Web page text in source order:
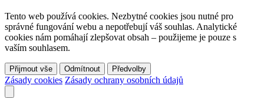
Tento web používá cookies. Nezbytné cookies jsou nutné pro
správné fungování webu a nepotřebují váš souhlas. Analytické
cookies nám pomáhají zlepšovat obsah – použijeme je pouze s
vaším souhlasem.
Přijmout vše Odmítnout Předvolby
Zásady cookies Zásady ochrany osobních údajů